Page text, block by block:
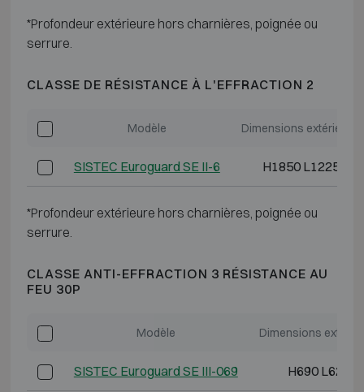
*Profondeur extérieure hors charnières, poignée ou
serrure.
CLASSE DE RÉSISTANCE À L'EFFRACTION 2
Modèle Dimensions
SISTEC Euroguard SE II-6 H1850 L1225
*Profondeur extérieure hors charnières, poignée ou
serrure.
CLASSE ANTI-EFFRACTION 3 RÉSISTANCE AU
FEU 30P
Modèle Dimensions
SISTEC Euroguard SE III-069 H690 L620